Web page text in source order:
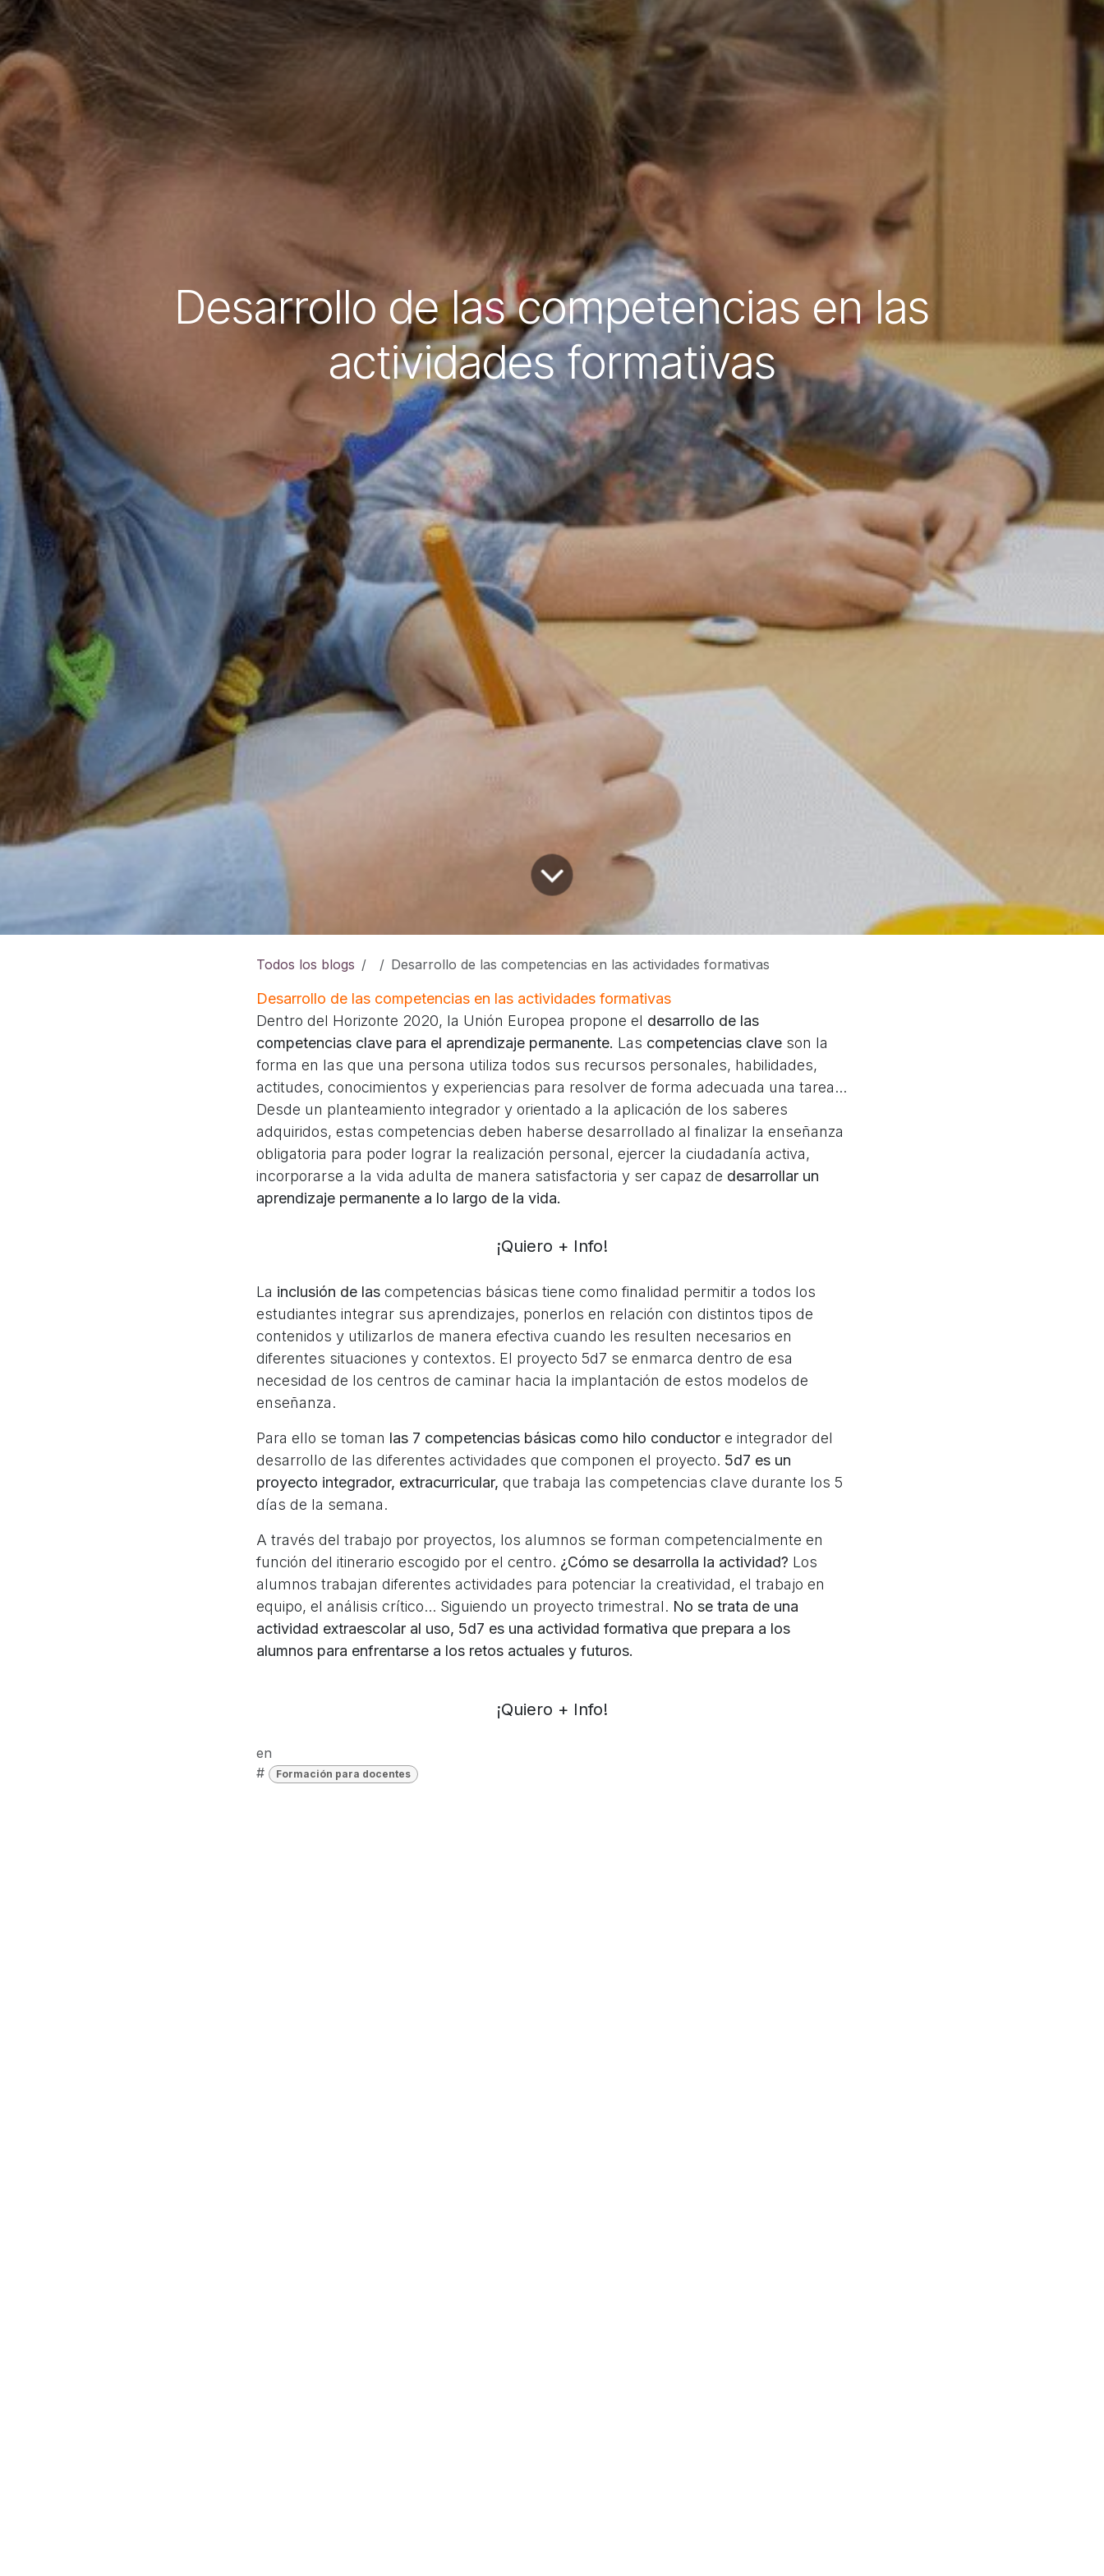
Desarrollo de las competencias en las
actividades formativas
Todos los blogs Desarrollo de las competencias en las actividades formativas
Desarrollo de las competencias en las actividades formativas
Dentro del Horizonte 2020, la Unión Europea propone el desarrollo de las
competencias clave para el aprendizaje permanente. Las competencias clave son la
forma en las que una persona utiliza todos sus recursos personales, habilidades,
actitudes, conocimientos y experiencias para resolver de forma adecuada una tarea...
Desde un planteamiento integrador y orientado a la aplicación de los saberes
adquiridos, estas competencias deben haberse desarrollado al finalizar la enseñanza
obligatoria para poder lograr la realización personal, ejercer la ciudadanía activa,
incorporarse a la vida adulta de manera satisfactoria y ser capaz de desarrollar un
aprendizaje permanente a lo largo de la vida.
¡Quiero + Info!
La inclusión de las competencias básicas tiene como finalidad permitir a todos los
estudiantes integrar sus aprendizajes, ponerlos en relación con distintos tipos de
contenidos y utilizarlos de manera efectiva cuando les resulten necesarios en
diferentes situaciones y contextos. El proyecto 5d7 se enmarca dentro de esa
necesidad de los centros de caminar hacia la implantación de estos modelos de
enseñanza.
Para ello se toman las 7 competencias básicas como hilo conductor e integrador del
desarrollo de las diferentes actividades que componen el proyecto. 5d7 es un
proyecto integrador, extracurricular, que trabaja las competencias clave durante los 5
días de la semana.
A través del trabajo por proyectos, los alumnos se forman competencialmente en
función del itinerario escogido por el centro. ¿Cómo se desarrolla la actividad? Los
alumnos trabajan diferentes actividades para potenciar la creatividad, el trabajo en
equipo, el análisis crítico... Siguiendo un proyecto trimestral. No se trata de una
actividad extraescolar al uso, 5d7 es una actividad formativa que prepara a los
alumnos para enfrentarse a los retos actuales y futuros.
¡Quiero + Info!
en
#
Formación para docentes